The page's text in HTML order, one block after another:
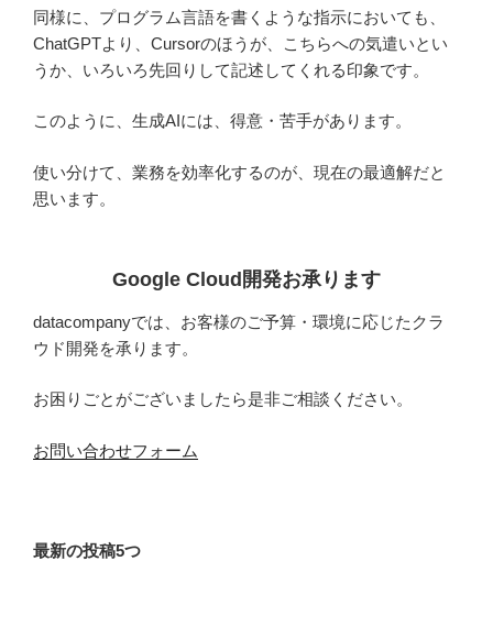
同様に、プログラム言語を書くような指示においても、
ChatGPTより、Cursorのほうが、こちらへの気遣いとい
うか、いろいろ先回りして記述してくれる印象です。
このように、生成AIには、得意・苦手があります。
使い分けて、業務を効率化するのが、現在の最適解だと
思います。
Google Cloud開発お承ります
datacompanyでは、お客様のご予算・環境に応じたクラ
ウド開発を承ります。
お困りごとがございましたら是非ご相談ください。
お問い合わせフォーム
最新の投稿5つ